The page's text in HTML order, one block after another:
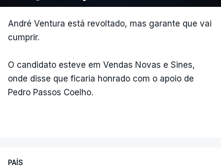
André Ventura está revoltado, mas garante que vai
cumprir.
O candidato esteve em Vendas Novas e Sines,
onde disse que ficaria honrado com o apoio de
Pedro Passos Coelho.
PAÍS